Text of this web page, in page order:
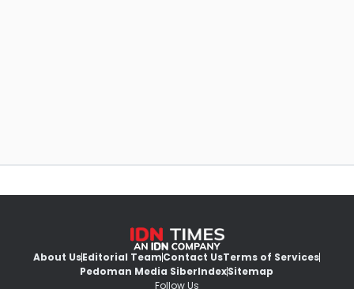
About UsEditorial TeamContact UsTerms of Services
Pedoman Media SiberIndexSitemap
Follow Us